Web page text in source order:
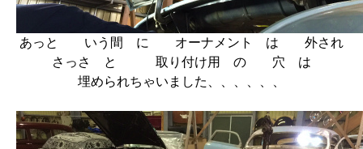
あっと いう間 に オーナメント は 外され
さっさ と 取り付け用 の 穴 は
埋められちゃいました、、、、、、